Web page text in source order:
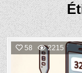
58 2215